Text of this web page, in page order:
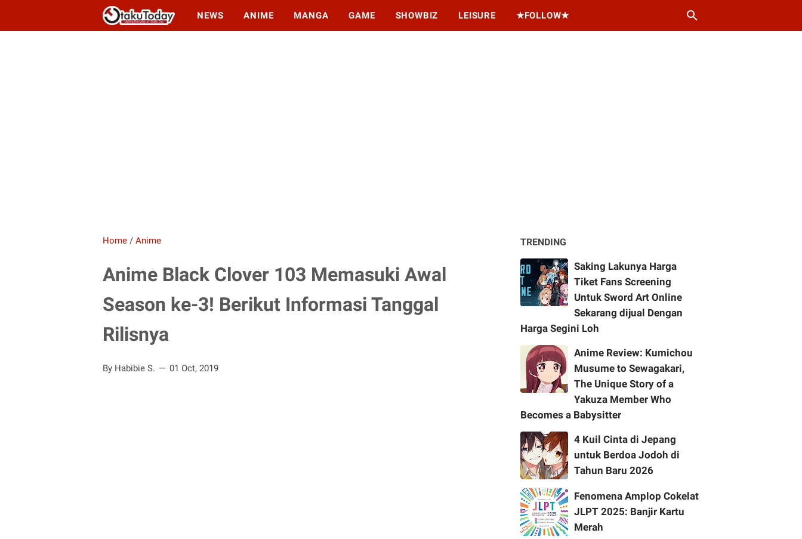
NEWS ANIME MANGA GAME SHOWBIZ LEISURE ★FOLLOW★
Home / Anime
Anime Black Clover 103 Memasuki Awal
Season ke-3! Berikut Informasi Tanggal
Rilisnya
By Habibie S. 01 Oct, 2019
TRENDING
Saking Lakunya Harga
Tiket Fans Screening
Untuk Sword Art Online
Sekarang dijual Dengan
Harga Segini Loh
Anime Review: Kumichou
Musume to Sewagakari,
The Unique Story of a
Yakuza Member Who
Becomes a Babysitter
4 Kuil Cinta di Jepang
untuk Berdoa Jodoh di
Tahun Baru 2026
Fenomena Amplop Cokelat
JLPT 2025: Banjir Kartu
Merah